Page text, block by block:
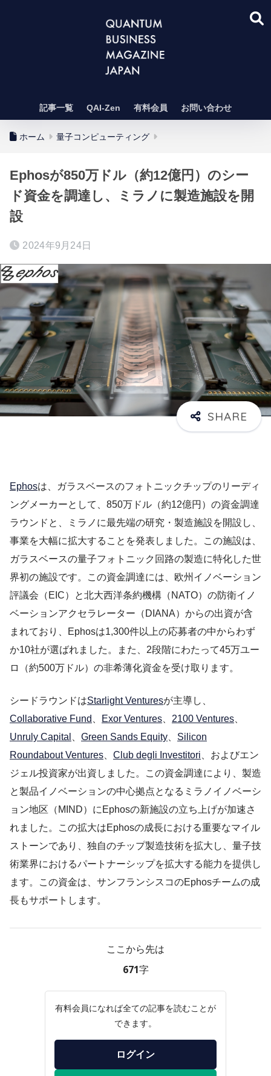
記事一覧 QAI-Zen 有料会員 お問い合わせ
ホーム 量子コンピューティング
Ephosが850万ドル（約12億円）のシー
ド資金を調達し、ミラノに製造施設を開
設
2024年9月24日
Ephosは、ガラスベースのフォトニックチップのリーディ
ングメーカーとして、850万ドル（約12億円）の資金調達
ラウンドと、ミラノに最先端の研究・製造施設を開設し、
事業を大幅に拡大することを発表しました。この施設は、
ガラスベースの量子フォトニック回路の製造に特化した世
界初の施設です。この資金調達には、欧州イノベーション
評議会（EIC）と北大西洋条約機構（NATO）の防衛イノ
ベーションアクセラレーター（DIANA）からの出資が含
まれており、Ephosは1,300件以上の応募者の中からわず
か10社が選ばれました。また、2段階にわたって45万ユー
ロ（約500万ドル）の非希薄化資金を受け取ります。
シードラウンドはStarlight Venturesが主導し、
Collaborative Fund
Exor Ventures 2100 Ventures
Unruly Capital Green Sands Equity Silicon
Roundabout Ventures
C lub degli Investitori 、およびエン
ジェル投資家が出資しました。この資金調達により、製造
と製品イノベーションの中心拠点となるミラノイノベーシ
ョン地区（MIND）にEphosの新施設の立ち上げが加速さ
れました。この拡大はEphosの成長における重要なマイル
ストーンであり、独自のチップ製造技術を拡大し、量子技
術業界におけるパートナーシップを拡大する能力を提供し
ます。この資金は、サンフランシスコのEphosチームの成
長もサポートします。
ここから先は
671字
有料会員になれば全ての記事を読むことが
できます。
ログイン